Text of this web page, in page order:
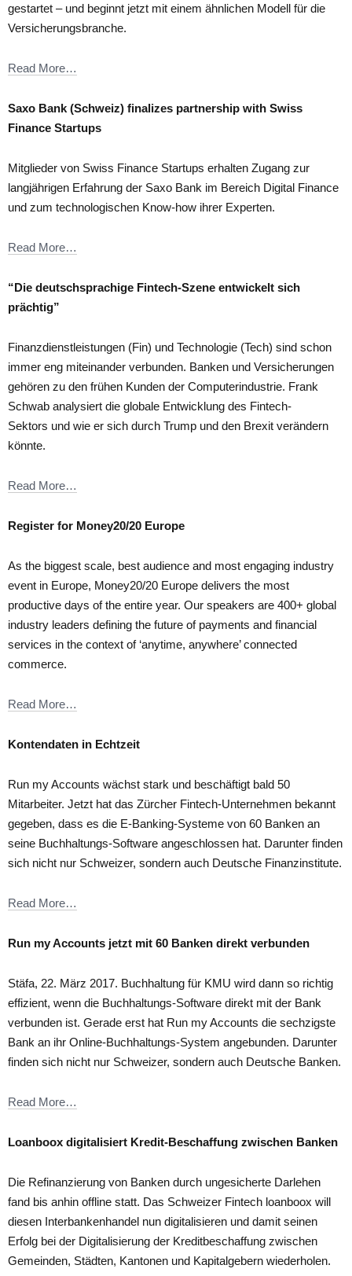
gestartet – und beginnt jetzt mit einem ähnlichen Modell für die
Versicherungsbranche.
Read More…
Saxo Bank (Schweiz) finalizes partnership with Swiss
Finance Startups
Mitglieder von Swiss Finance Startups erhalten Zugang zur
langjährigen Erfahrung der Saxo Bank im Bereich Digital Finance
und zum technologischen Know-how ihrer Experten.
Read More…
“Die deutschsprachige Fintech-Szene entwickelt sich
prächtig”
Finanzdienstleistungen (Fin) und Technologie (Tech) sind schon
immer eng miteinander verbunden. Banken und Versicherungen
gehören zu den frühen Kunden der Computerindustrie. Frank
Schwab analysiert die globale Entwicklung des Fintech-
Sektors und wie er sich durch Trump und den Brexit verändern
könnte.
Read More…
Register for Money20/20 Europe
As the biggest scale, best audience and most engaging industry
event in Europe, Money20/20 Europe delivers the most
productive days of the entire year. Our speakers are 400+ global
industry leaders defining the future of payments and financial
services in the context of ‘anytime, anywhere’ connected
commerce.
Read More…
Kontendaten in Echtzeit
Run my Accounts wächst stark und beschäftigt bald 50
Mitarbeiter. Jetzt hat das Zürcher Fintech-Unternehmen bekannt
gegeben, dass es die E-Banking-Systeme von 60 Banken an
seine Buchhaltungs-Software angeschlossen hat. Darunter finden
sich nicht nur Schweizer, sondern auch Deutsche Finanzinstitute.
Read More…
Run my Accounts jetzt mit 60 Banken direkt verbunden
Stäfa, 22. März 2017. Buchhaltung für KMU wird dann so richtig
effizient, wenn die Buchhaltungs-Software direkt mit der Bank
verbunden ist. Gerade erst hat Run my Accounts die sechzigste
Bank an ihr Online-Buchhaltungs-System angebunden. Darunter
finden sich nicht nur Schweizer, sondern auch Deutsche Banken.
Read More…
Loanboox digitalisiert Kredit-Beschaffung zwischen Banken
Die Refinanzierung von Banken durch ungesicherte Darlehen
fand bis anhin offline statt. Das Schweizer Fintech loanboox will
diesen Interbankenhandel nun digitalisieren und damit seinen
Erfolg bei der Digitalisierung der Kreditbeschaffung zwischen
Gemeinden, Städten, Kantonen und Kapitalgebern wiederholen.